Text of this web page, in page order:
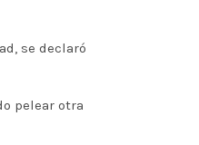
se declaró
pelear otra